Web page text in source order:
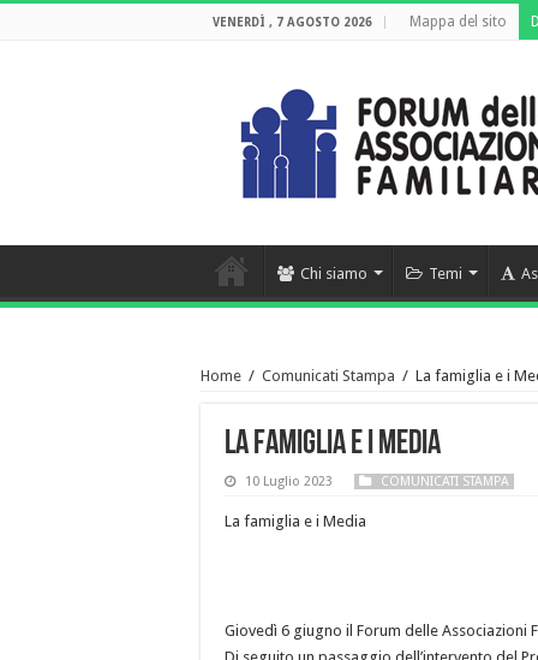
VENERDÌ , 7 AGOSTO 2026 Mappa del sito
Chi siamo Temi
Home / Comunicati Stampa / La famiglia e i
La famiglia e i Media
10 Luglio 2023 COMUNICATI STAMPA
La famiglia e i Media
Giovedì 6 giugno il Forum delle Associazioni